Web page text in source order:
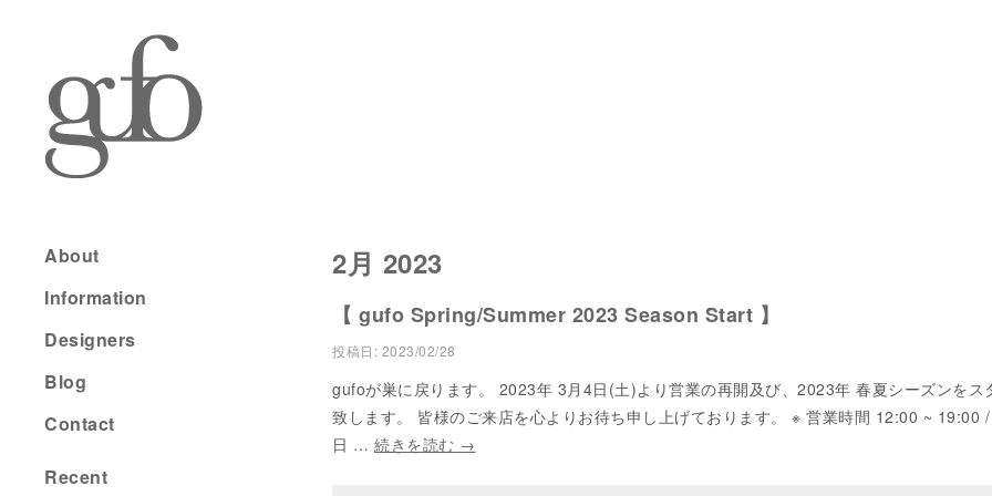
2月 2023
【 gufo Spring/Summer 2023 Season Start 】
投稿日: 2023/02/28
gufoが巣に戻ります。 2023年 3月4日(土)より営業の再開及び、2023年 春夏シーズンをス
致します。 皆様のご来店を心よりお待ち申し上げております。 ※ 営業時間 12:00 ~ 19:00
日 … 続きを読む →
About
Information
Designers
Blog
Contact
Recent